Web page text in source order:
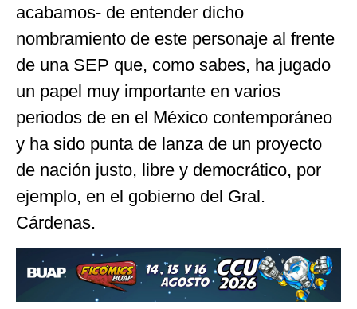
acabamos- de entender dicho
nombramiento de este personaje al frente
de una SEP que, como sabes, ha jugado
un papel muy importante en varios
periodos de en el México contemporáneo
y ha sido punta de lanza de un proyecto
de nación justo, libre y democrático, por
ejemplo, en el gobierno del Gral.
Cárdenas.